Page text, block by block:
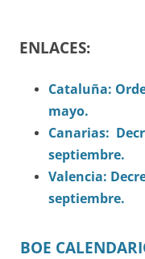
ENLACES:
Cataluña:
mayo.
Canarias:
septiembre.
Valencia:
septiembre.
BOE